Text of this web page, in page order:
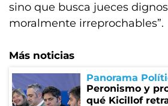
sino que busca jueces
moralmente irreprochables”.
Más noticias
Panorama
Peronismo y
qué Kicillof